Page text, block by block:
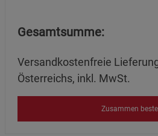
Gesamtsumme:
Versandkostenfreie
Österreichs, inkl. MwSt.
Zusammen